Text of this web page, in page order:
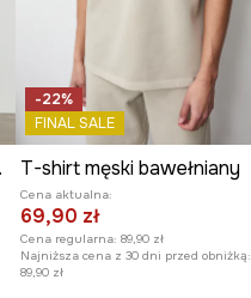
Kota
-22%
FINAL SALE
T-shirt męski bawełniany
Cena aktualna:
69,90 zł
Cena regularna: 89,90 zł
Najniższa cena z 30 dni przed obniżką:
89,90 zł